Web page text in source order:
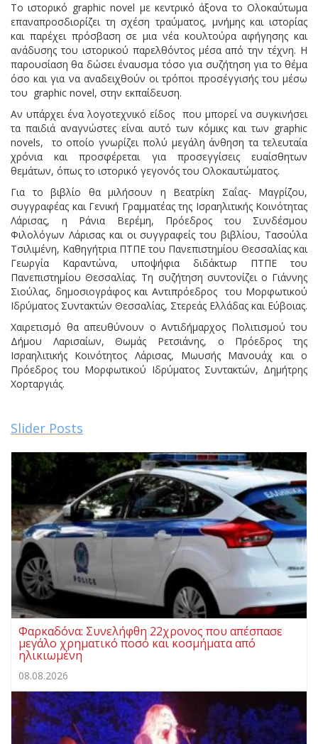
Το ιστορικό graphic novel με κεντρικό άξονα το Ολοκαύτωμα
επαναπροσδιορίζει τη σχέση τραύματος, μνήμης και ιστορίας
και παρέχει πρόσβαση σε μια νέα κουλτούρα αφήγησης και
ανάδυσης του ιστορικού παρελθόντος μέσα από την τέχνη. Η
παρουσίαση θα δώσει έναυσμα τόσο για συζήτηση για το θέμα
όσο και για να αναδειχθούν οι τρόποι προσέγγισής του μέσω
του graphic novel, στην εκπαίδευση.
Αν υπάρχει ένα λογοτεχνικό είδος που μπορεί να συγκινήσει
τα παιδιά αναγνώστες είναι αυτό των κόμικς και των graphic
novels, το οποίο γνωρίζει πολύ μεγάλη άνθηση τα τελευταία
χρόνια και προσφέρεται για προσεγγίσεις ευαίσθητων
θεμάτων, όπως τo ιστορικό γεγονός του Ολοκαυτώματος.
Για το βιβλίο θα μιλήσουν η Βεατρίκη Σαΐας- Μαγρίζου,
συγγραφέας και Γενική Γραμματέας της Ισραηλιτικής Κοινότητας
Λάρισας, η Ράνια Βερέμη, Πρόεδρος του Συνδέσμου
Φιλολόγων Λάρισας και οι συγγραφείς του βιβλίου, Τασούλα
Τσιλιμένη, Καθηγήτρια ΠΤΠΕ του Πανεπιστημίου Θεσσαλίας και
Γεωργία Καραντώνα, υποψήφια διδάκτωρ ΠΤΠΕ του
Πανεπιστημίου Θεσσαλίας. Τη συζήτηση συντονίζει ο Γιάννης
Σιούλας, δημοσιογράφος και Αντιπρόεδρος του Μορφωτικού
Ιδρύματος Συντακτών Θεσσαλίας, Στερεάς Ελλάδας και Εύβοιας.
Χαιρετισμό θα απευθύνουν ο Αντιδήμαρχος Πολιτισμού του
Δήμου Λαρισαίων, Θωμάς Ρετσιάνης, ο Πρόεδρος της
Ισραηλιτικής Κοινότητος Λάρισας, Μωυσής Μανουάχ και ο
Πρόεδρος του Μορφωτικού Ιδρύματος Συντακτών, Δημήτρης
Χορταργιάς.
Slider Posts
Φαρκαδόνα: Συνελήφθη 22χρονος που απέσπασε
μεγάλο χρηματικό ποσό και κοσμήματα από
ηλικιωμένη
08.08.2026